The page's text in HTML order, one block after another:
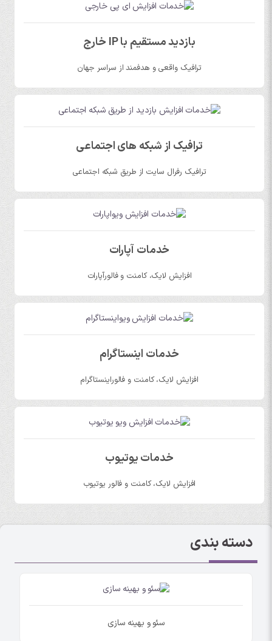
بازدید مستقیم با IP خارج
ترافیک واقعی و هدفمند از سراسر جهان
ترافیک از شبکه های اجتماعی
ترافیک رفرال سایت از طریق شبکه اجتماعی
خدمات آپارات
افزایش لایک، کامنت و فالورآپارات
خدمات اینستاگرام
افزایش لایک، کامنت و فالوراینستاگرام
خدمات یوتیوب
افزایش لایک، کامنت و فالور یوتیوب
دسته بندی
سئو و بهینه سازی